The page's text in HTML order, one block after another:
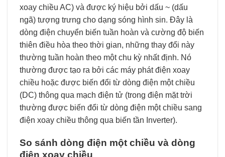
xoay chiều AC) và được ký hiệu bởi dấu ~ (dấu
ngã) tượng trưng cho dạng sóng hình sin. Đây là
dòng điện chuyển biến tuần hoàn và cường độ biến
thiên điều hòa theo thời gian, những thay đổi này
thường tuần hoàn theo một chu kỳ nhất định. Nó
thường được tạo ra bởi các máy phát điện xoay
chiều hoặc được biến đổi từ dòng điện một chiều
(DC) thông qua mạch điện tử (trong điện mặt trời
thường được biến đổi từ dòng điện một chiều sang
điện xoay chiều thông qua biến tần Inverter).
So sánh dòng điện một chiều và dòng
điện xoay chiều